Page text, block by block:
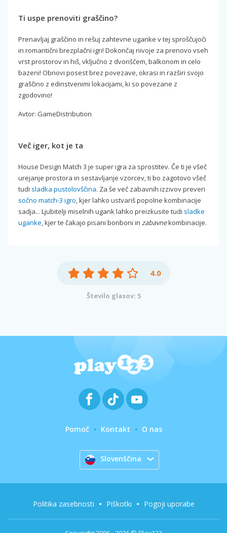
Ti uspe prenoviti graščino?
Prenavljaj graščino in rešuj zahtevne uganke v tej sproščujoči
in romantični brezplačni igri! Dokončaj nivoje za prenovo vseh
vrst prostorov in hiš, vključno z dvoriščem, balkonom in celo
bazeni! Obnovi posest brez povezave, okrasi in razširi svojo
graščino z edinstvenimi lokacijami, ki so povezane z
zgodovino!
Avtor: GameDistribution
Več iger, kot je ta
House Design Match 3 je super igra za sprostitev. Če ti je všeč
urejanje prostora in sestavljanje vzorcev, ti bo zagotovo všeč
tudi sladka pustolovščina. Za še več zabavnih izzivov preveri
sočno match-3 igro, kjer lahko ustvariš popolne kombinacije
sadja... Ljubitelji miselnih ugank lahko preizkusite tudi sladke
uganke, kjer te čakajo pisani bonboni in zabavnekombinacije.
4.0
Število glasov: 5
Pomoč Kontakt O nas
Slovenščina
Politika zasebnosti Piškotki Pogoji uporabe